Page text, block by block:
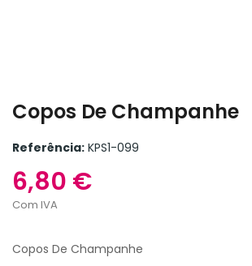
Copos De Champanhe
Referência: KPS1-099
6,80 €
Com IVA
Copos De Champanhe